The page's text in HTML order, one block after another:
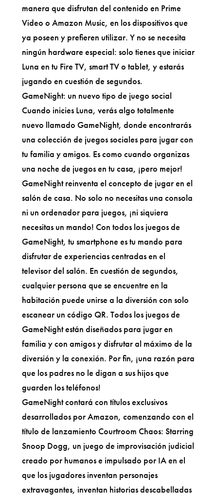
manera que disfrutan del contenido en Prime
Video o Amazon Music, en los dispositivos que
ya poseen y prefieren utilizar. Y no se necesita
ningún hardware especial: solo tienes que iniciar
Luna en tu Fire TV, smart TV o tablet, y estarás
jugando en cuestión de segundos.
GameNight: un nuevo tipo de juego social
Cuando inicies Luna, verás algo totalmente
nuevo llamado GameNight, donde encontrarás
una colección de juegos sociales para jugar con
tu familia y amigos. Es como cuando organizas
una noche de juegos en tu casa, ¡pero mejor!
GameNight reinventa el concepto de jugar en el
salón de casa. No solo no necesitas una consola
ni un ordenador para juegos, ¡ni siquiera
necesitas un mando! Con todos los juegos de
GameNight, tu smartphone es tu mando para
disfrutar de experiencias centradas en el
televisor del salón. En cuestión de segundos,
cualquier persona que se encuentre en la
habitación puede unirse a la diversión con solo
escanear un código QR. Todos los juegos de
GameNight están diseñados para jugar en
familia y con amigos y disfrutar al máximo de la
diversión y la conexión. Por fin, ¡una razón para
que los padres no le digan a sus hijos que
guarden los teléfonos!
GameNight contará con títulos exclusivos
desarrollados por Amazon, comenzando con el
título de lanzamiento Courtroom Chaos: Starring
Snoop Dogg, un juego de improvisación judicial
creado por humanos e impulsado por IA en el
que los jugadores inventan personajes
extravagantes, inventan historias descabelladas